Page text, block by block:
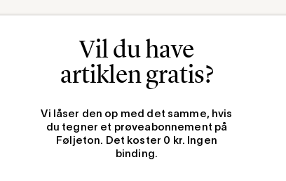
Vil du have
artiklen gratis?
Vi låser den op med det samme, hvis
du tegner et prøveabonnement på
Føljeton. Det koster 0 kr. Ingen
binding.